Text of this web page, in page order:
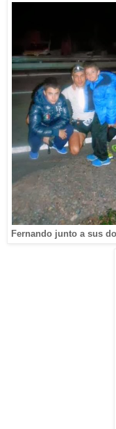
Fernando junto a sus